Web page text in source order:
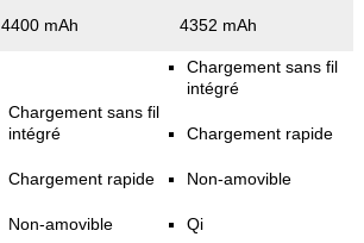
4400 mAh 4352 mAh
Chargement sans fil
intégré
Chargement rapide
Non-amovible
Chargement sans fil
intégré
Chargement rapide
Non-amovible
Qi